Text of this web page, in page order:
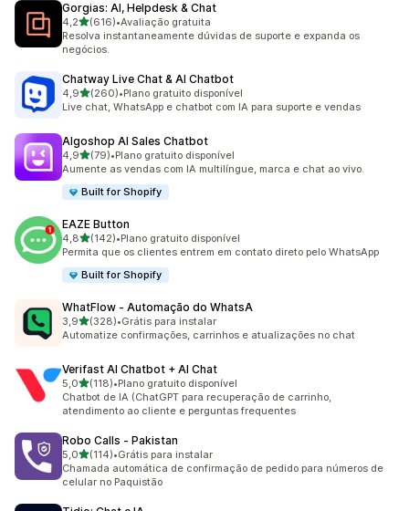
Gorgias: AI, Helpdesk & Chat
4,2de 5 estrelas
(616)
616 avaliações ao todo
•Avaliação gratuita
Resolva instantaneamente dúvidas de suporte e expanda os
negócios.
Chatway Live Chat & AI Chatbot
4,9de 5 estrelas
(260)
260 avaliações ao todo
•Plano gratuito disponível
Live chat, WhatsApp e chatbot com IA para suporte e vendas
Algoshop AI Sales Chatbot
4,9de 5 estrelas
(79)
79 avaliações ao todo
•Plano gratuito disponível
Aumente as vendas com IA multilíngue, marca e chat ao vivo.
Built for Shopify
EAZE Button
4,8de 5 estrelas
(142)
142 avaliações ao todo
•Plano gratuito disponível
Permita que os clientes entrem em contato direto pelo WhatsApp
Built for Shopify
WhatFlow ‑ Automação do WhatsA
3,9de 5 estrelas
(328)
328 avaliações ao todo
•Grátis para instalar
Automatize confirmações, carrinhos e atualizações no chat
Verifast AI Chatbot + AI Chat
5,0de 5 estrelas
(118)
118 avaliações ao todo
•Plano gratuito disponível
Chatbot de IA (ChatGPT para recuperação de carrinho,
atendimento ao cliente e perguntas frequentes
Robo Calls ‑ Pakistan
5,0de 5 estrelas
(114)
114 avaliações ao todo
•Grátis para instalar
Chamada automática de confirmação de pedido para números de
celular no Paquistão